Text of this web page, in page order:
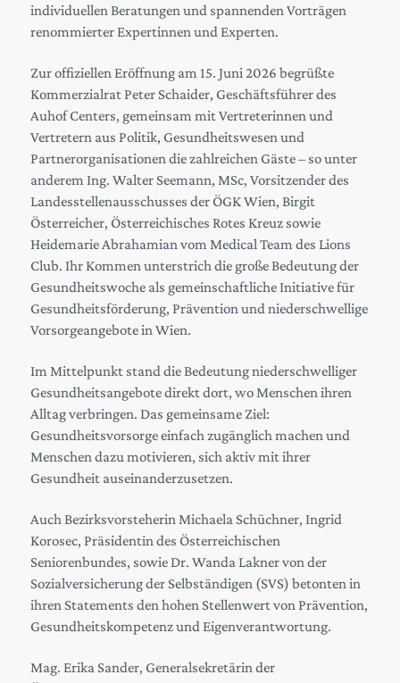
individuellen Beratungen und spannenden Vorträgen
renommierter Expertinnen und Experten.
Zur offiziellen Eröffnung am 15. Juni 2026 begrüßte
Kommerzialrat Peter Schaider, Geschäftsführer des
Auhof Centers, gemeinsam mit Vertreterinnen und
Vertretern aus Politik, Gesundheitswesen und
Partnerorganisationen die zahlreichen Gäste – so unter
anderem Ing. Walter Seemann, MSc, Vorsitzender des
Landesstellenausschusses der ÖGK Wien, Birgit
Österreicher, Österreichisches Rotes Kreuz sowie
Heidemarie Abrahamian vom Medical Team des Lions
Club. Ihr Kommen unterstrich die große Bedeutung der
Gesundheitswoche als gemeinschaftliche Initiative für
Gesundheitsförderung, Prävention und niederschwellige
Vorsorgeangebote in Wien.
Im Mittelpunkt stand die Bedeutung niederschwelliger
Gesundheitsangebote direkt dort, wo Menschen ihren
Alltag verbringen. Das gemeinsame Ziel:
Gesundheitsvorsorge einfach zugänglich machen und
Menschen dazu motivieren, sich aktiv mit ihrer
Gesundheit auseinanderzusetzen.
Auch Bezirksvorsteherin Michaela Schüchner, Ingrid
Korosec, Präsidentin des Österreichischen
Seniorenbundes, sowie Dr. Wanda Lakner von der
Sozialversicherung der Selbständigen (SVS) betonten in
ihren Statements den hohen Stellenwert von Prävention,
Gesundheitskompetenz und Eigenverantwortung.
Mag. Erika Sander, Generalsekretärin der